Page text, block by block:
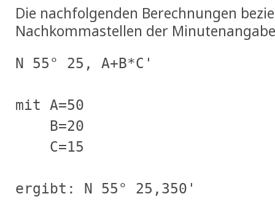
Die nachfolgenden Berechnungen
Nachkommastellen der
N 55° 25, A+B*C'
mit A=50